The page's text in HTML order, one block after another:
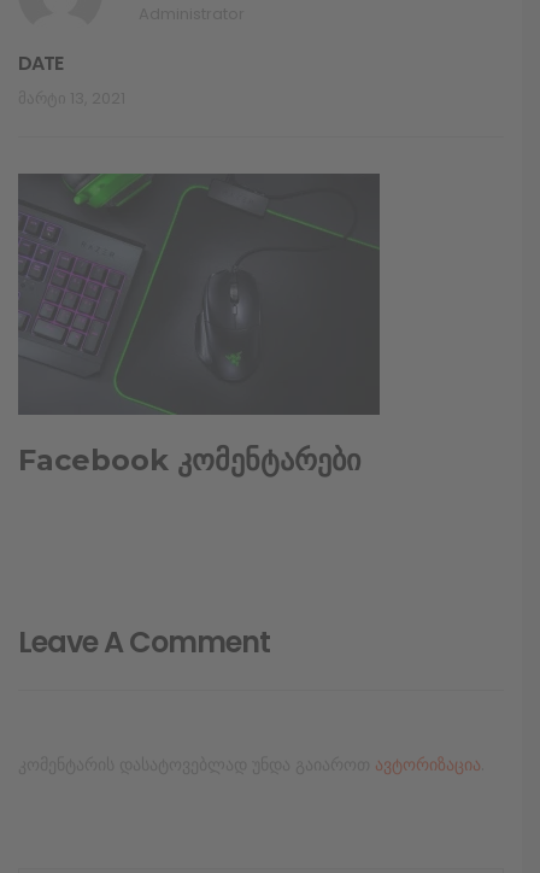
DATE
Facebook კომენტარები
Leave A Comment
ავტორიზაცია